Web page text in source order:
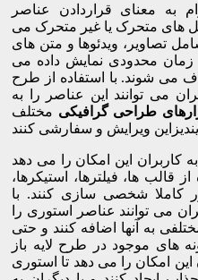
به معنای قراردادن عناصر
های متحرک یا غیر متحرک می
تصاویر، ویدئوها و متن های
محدودی نمایش داده می
می شوند. با استفاده از طرح
می توانند این عناصر را به
طراحی گرافیکی مختلف
کاربران این امکان را می دهد
قالب ها، فیلترها، استیکرها،
کاملا شخصی سازی کنند. با
می توانند عناصر استوری را
به آنها اضافه کنند و حتی
های موجود در طرح لایه باز
این امکان را می دهد تا استوری